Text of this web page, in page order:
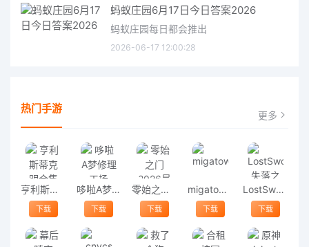
蚂蚁庄园6月17日今日答案2026
蚂蚁庄园每日都会推出
2026-06-17 12:00:28
热门手游 更多
亨利斯蒂克明合集
下载
哆啦A梦修理工场
下载
零始之门2026最新版
下载
migatowemyworld1.68
下载
LostSword失落之剑
下载